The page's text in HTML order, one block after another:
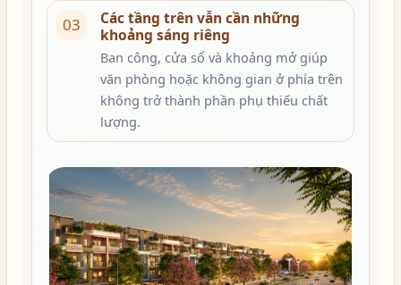
03
Các tầng trên vẫn cần những
khoảng sáng riêng
Ban công, cửa sổ và khoảng mở giúp
văn phòng hoặc không gian ở phía trên
không trở thành phần phụ thiếu chất
lượng.